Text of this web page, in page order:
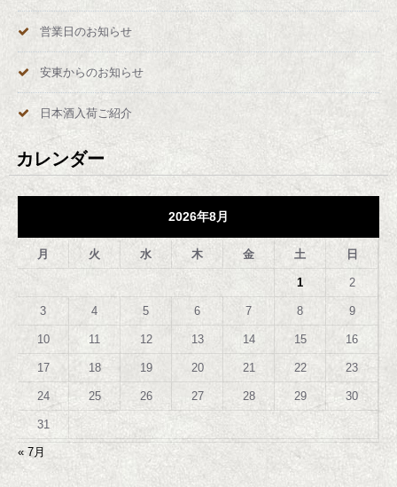
営業日のお知らせ
安東からのお知らせ
日本酒入荷ご紹介
カレンダー
2026年8月
月 火 水 木 金 土 日
1 2
3 4 5 6 7 8 9
10 11 12 13 14 15 16
17 18 19 20 21 22 23
24 25 26 27 28 29 30
31
« 7月